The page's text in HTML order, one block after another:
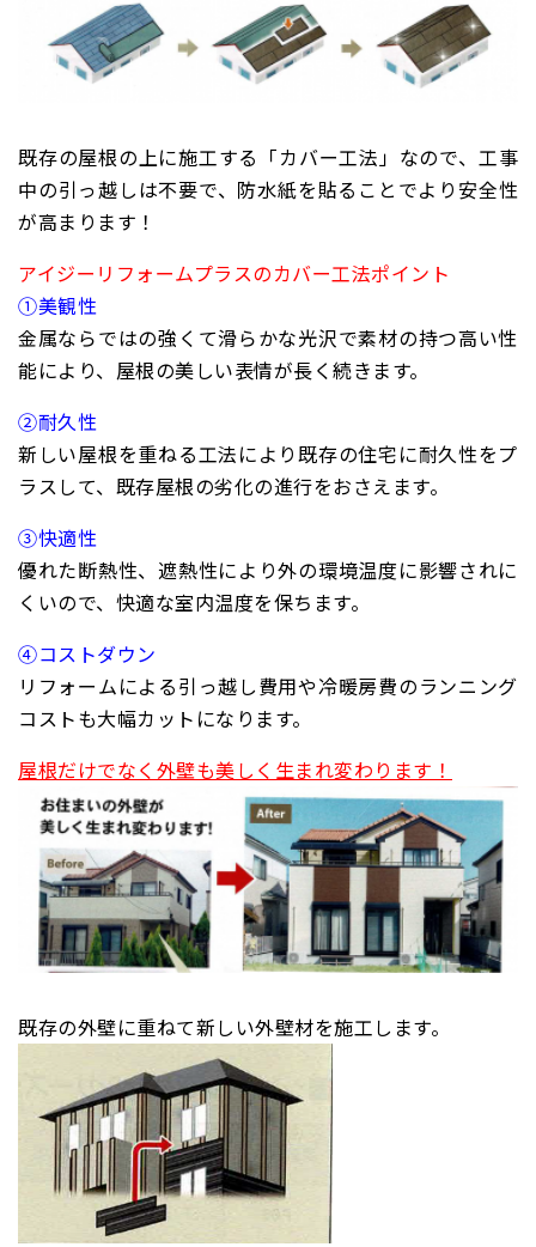
既存の屋根の上に施工する「カバー工法」なので、工事
中の引っ越しは不要で、防水紙を貼ることでより安全性
が高まります！
アイジーリフォームプラスのカバー工法ポイント
①美観性
金属ならではの強くて滑らかな光沢で素材の持つ高い性
能により、屋根の美しい表情が長く続きます。
②耐久性
新しい屋根を重ねる工法により既存の住宅に耐久性をプ
ラスして、既存屋根の劣化の進行をおさえます。
③快適性
優れた断熱性、遮熱性により外の環境温度に影響されに
くいので、快適な室内温度を保ちます。
④コストダウン
リフォームによる引っ越し費用や冷暖房費のランニング
コストも大幅カットになります。
屋根だけでなく外壁も美しく生まれ変わります！
既存の外壁に重ねて新しい外壁材を施工します。